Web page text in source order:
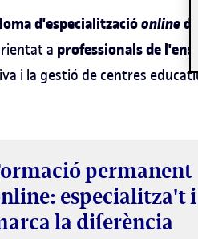
d'especialitzacióonline
a professionals de
i la gestió de centres
permanent
especialitza't i
la diferència